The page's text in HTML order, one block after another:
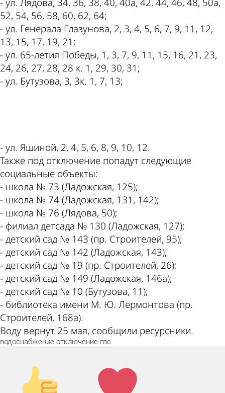
- ул. Лядова, 34, 36, 38, 40, 40а, 42, 44, 46, 48, 50а,
52, 54, 56, 58, 60, 62, 64;
- ул. Генерала Глазунова, 2, 3, 4, 5, 6, 7, 9, 11, 12,
13, 15, 17, 19, 21;
- ул. 65-летия Победы, 1, 3, 7, 9, 11, 15, 16, 21, 23,
24, 26, 27, 28, 28 к. 1, 29, 30, 31;
- ул. Бутузова, 3, 3к. 1, 7, 13;
- ул. Яшиной, 2, 4, 5, 6, 8, 9, 10, 12.
Также под отключение попадут следующие
социальные объекты:
- школа № 73 (Ладожская, 125);
- школа № 74 (Ладожская, 131, 142);
- школа № 76 (Лядова, 50);
- филиал детсада № 130 (Ладожская, 127);
- детский сад № 143 (пр. Строителей, 95);
- детский сад № 142 (Ладожская, 143);
- детский сад № 19 (пр. Строителей, 26);
- детский сад № 149 (Ладожская, 146а);
- детский сад № 10 (Бутузова, 11);
- библиотека имени М. Ю. Лермонтова (пр.
Строителей, 168а).
Воду вернут 25 мая, сообщили ресурсники.
водоснабжение отключение гвс
Палец
вверх!
Лайк!